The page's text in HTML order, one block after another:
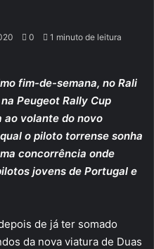
0 1 minuto de leitura
fim-de-semana, no Rali
Peugeot Rally Cup
ao volante do novo
o piloto torrense sonha
concorrência onde
jovens de Portugal e
de já ter somado
da nova viatura de Duas